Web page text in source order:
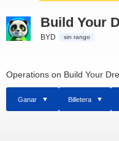
Build Your
BYD sin rango
Operations on Build Your
Ganar Billetera